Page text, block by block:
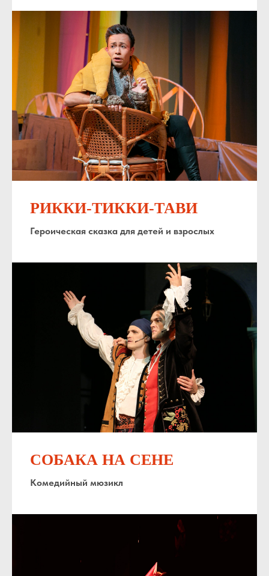
РИККИ-ТИККИ-ТАВИ
Героическая сказка для детей и взрослых
СОБАКА НА СЕНЕ
Комедийный мюзикл